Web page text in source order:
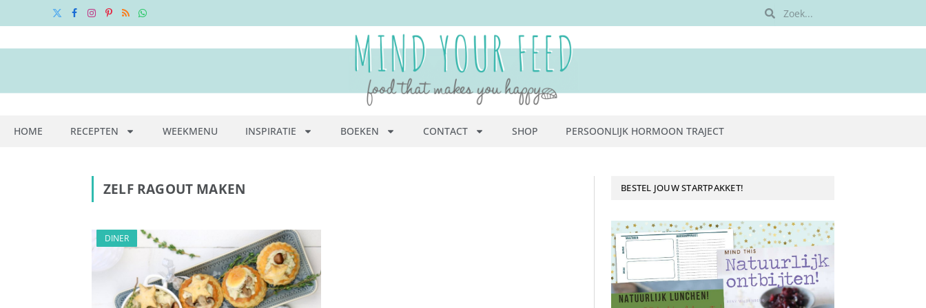
X
FacebookInstagram
Pinterest
RSSWhatsApp
HOME RECEPTEN WEEKMENU INSPIRATIE BOEKEN CONTACT SHOP PERSOONLIJK HORMOON TRAJECT
ZELF RAGOUT MAKEN
DINER
BESTEL JOUW STARTPAKKET!